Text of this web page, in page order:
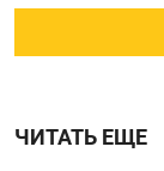
ЧИТАТЬ ЕЩЕ